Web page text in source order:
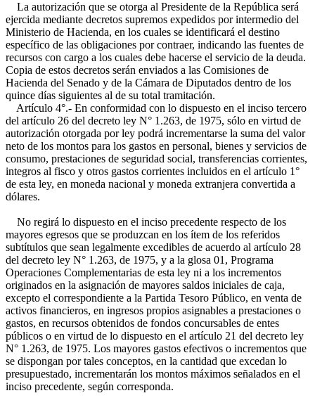
La autorización que se otorga al Presidente de la República será
ejercida mediante decretos supremos expedidos por intermedio del
Ministerio de Hacienda, en los cuales se identificará el destino
específico de las obligaciones por contraer, indicando las fuentes de
recursos con cargo a los cuales debe hacerse el servicio de la deuda.
Copia de estos decretos serán enviados a las Comisiones de
Hacienda del Senado y de la Cámara de Diputados dentro de los
quince días siguientes al de su total tramitación.
Artículo 4°.- En conformidad con lo dispuesto en el inciso tercero
del artículo 26 del decreto ley N° 1.263, de 1975, sólo en virtud de
autorización otorgada por ley podrá incrementarse la suma del valor
neto de los montos para los gastos en personal, bienes y servicios de
consumo, prestaciones de seguridad social, transferencias corrientes,
integros al fisco y otros gastos corrientes incluidos en el artículo 1°
de esta ley, en moneda nacional y moneda extranjera convertida a
dólares.
No regirá lo dispuesto en el inciso precedente respecto de los
mayores egresos que se produzcan en los ítem de los referidos
subtítulos que sean legalmente excedibles de acuerdo al artículo 28
del decreto ley N° 1.263, de 1975, y a la glosa 01, Programa
Operaciones Complementarias de esta ley ni a los incrementos
originados en la asignación de mayores saldos iniciales de caja,
excepto el correspondiente a la Partida Tesoro Público, en venta de
activos financieros, en ingresos propios asignables a prestaciones o
gastos, en recursos obtenidos de fondos concursables de entes
públicos o en virtud de lo dispuesto en el artículo 21 del decreto ley
N° 1.263, de 1975. Los mayores gastos efectivos o incrementos que
se dispongan por tales conceptos, en la cantidad que excedan lo
presupuestado, incrementarán los montos máximos señalados en el
inciso precedente, según corresponda.